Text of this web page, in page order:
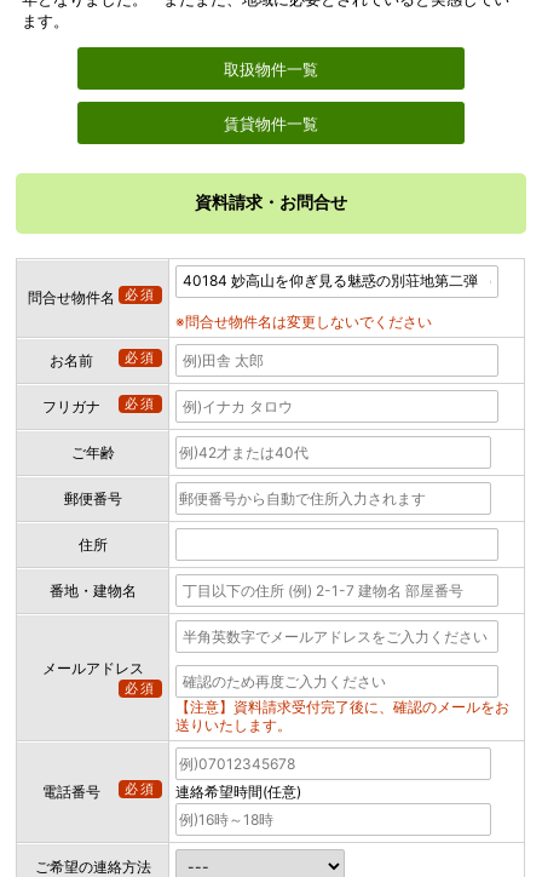
ます。
取扱物件一覧
賃貸物件一覧
資料請求・お問合せ
問合せ物件名 必須
※問合せ物件名は変更しないでください
お名前 必須
フリガナ 必須
ご年齢
郵便番号
住所
番地・建物名
メールアドレス
必須
【注意】資料請求受付完了後に、確認のメールをお
送りいたします。
電話番号 必須 連絡希望時間(任意)
ご希望の連絡方法